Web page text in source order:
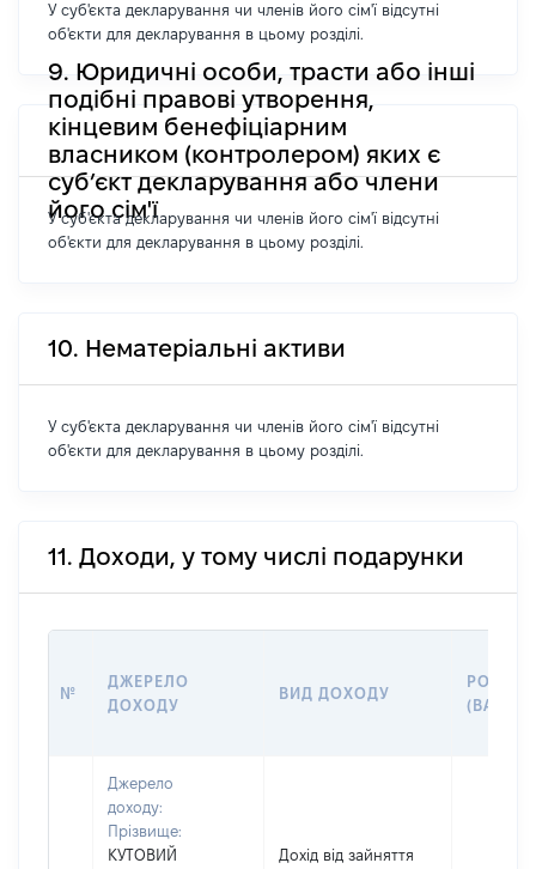
У суб'єкта декларування чи членів його сім'ї відсутні
об'єкти для декларування в цьому розділі.
9. Юридичні особи, трасти або інші
подібні правові утворення,
кінцевим бенефіціарним
власником (контролером) яких є
суб’єкт декларування або члени
його сім'ї
У суб'єкта декларування чи членів його сім'ї відсутні
об'єкти для декларування в цьому розділі.
10. Нематеріальні активи
У суб'єкта декларування чи членів його сім'ї відсутні
об'єкти для декларування в цьому розділі.
11. Доходи, у тому числі подарунки
№
ДЖЕРЕЛО
ДОХОДУ
ВИД ДОХОДУ
РОЗМІР
Джерело
доходу:
Прізвище:
КУТОВИЙ
Дохід від зайняття